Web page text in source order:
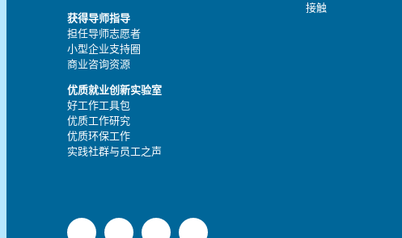
获得导师指导
担任导师志愿者
小型企业支持圈
商业咨询资源
优质就业创新实验室
好工作工具包
优质工作研究
优质环保工作
实践社群与员工之声
接触